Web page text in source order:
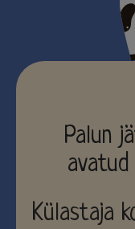
Palun
Külastaja